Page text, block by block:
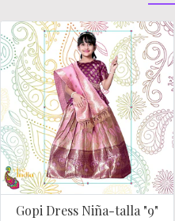
Gopi Dress Niña-talla "9"